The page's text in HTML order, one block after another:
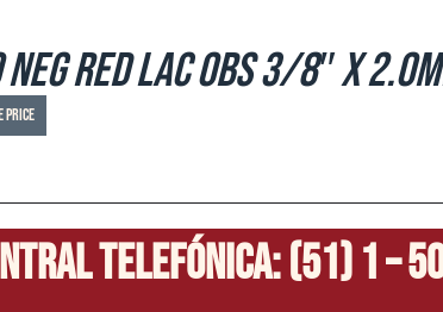
Neg Red LAC OBS 3/8″ x
price
Telefónica: (51) 1 –